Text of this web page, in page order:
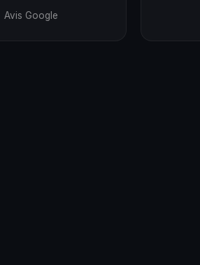
Avis Google